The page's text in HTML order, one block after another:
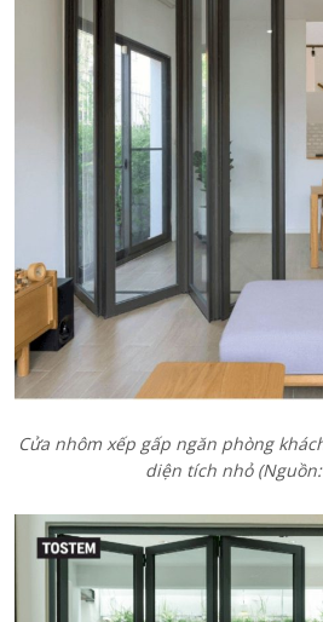
Cửa nhôm xếp gấp ngăn phòng
diện tích nhỏ